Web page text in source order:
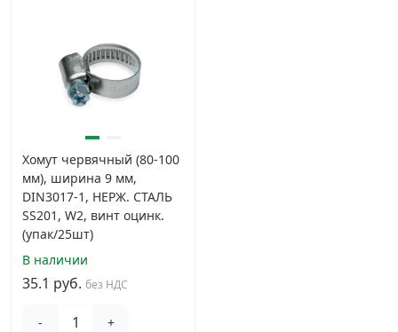
Хомут червячный (80-100
мм), ширина 9 мм,
DIN3017-1, НЕРЖ. СТАЛЬ
SS201, W2, винт оцинк.
(упак/25шт)
В наличии
35.1 руб. без НДС
- +